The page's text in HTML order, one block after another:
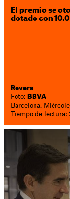
El premio se
dotado con
Revers
Foto: BBVA
Barcelona.
Tiempo de lectura: